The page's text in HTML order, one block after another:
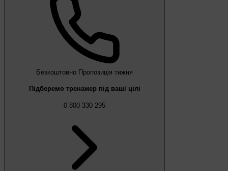
Безкоштовно Пропозиція тижня
Підберемо тренажер під ваші цілі
0 800 330 295